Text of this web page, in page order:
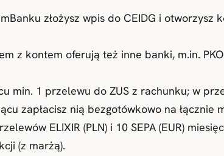
złożysz wpis do CEIDG i otworzysz
z kontem oferują też inne banki, m.in.
1 przelewu do ZUS z rachunku; w
zapłacisz nią bezgotówkowo na łącznie
ELIXIR (PLN) i 10 SEPA (EUR)
(z marżą).